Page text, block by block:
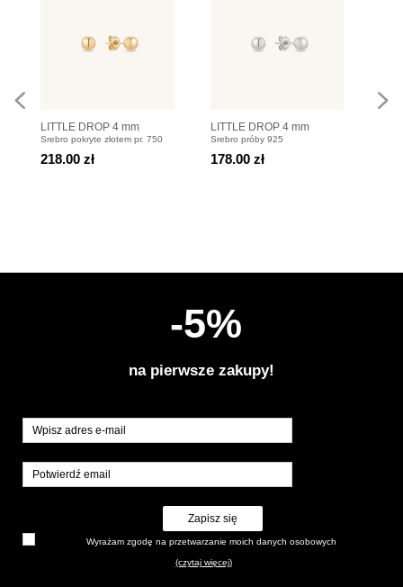
LITTLE DROP 4 mm
Kolczyki sztyfty z
kuleczkami pozłacanymi
Srebro pokryte złotem pr. 750
218.00 zł
LITTLE DROP 4 mm
Kolczyki sztyfty z
kuleczkami srebrnymi
Srebro próby 925
178.00 zł
-5%
na pierwsze zakupy!
Zapisz się
Wyrażam zgodę na przetwarzanie moich danych osobowych
(czytaj więcej)